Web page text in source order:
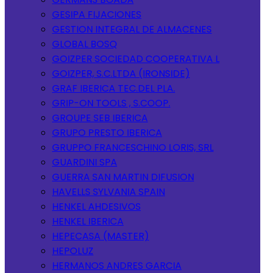
GESIPA FIJACIONES
GESTION INTEGRAL DE ALMACENES
GLOBAL BOSQ
GOIZPER SOCIEDAD COOPERATIVA L
GOIZPER, S.C.LTDA (IRONSIDE)
GRAF IBERICA TEC.DEL PLA.
GRIP-ON TOOLS , S.COOP.
GROUPE SEB IBERICA
GRUPO PRESTO IBERICA
GRUPPO FRANCESCHINO LORIS, SRL
GUARDINI SPA
GUERRA SAN MARTIN DIFUSION
HAVELLS SYLVANIA SPAIN
HENKEL AHDESIVOS
HENKEL IBERICA
HEPECASA (MASTER)
HEPOLUZ
HERMANOS ANDRES GARCIA